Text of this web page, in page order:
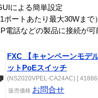
による簡単設定
ポートあたり最大30Wまで）
電話などの製品に接続が可
FXC 【キャンペーンモデ
ットPoEスイッチ
(NS2020VPEL-CA24AC) [
販売価格 お問合せ